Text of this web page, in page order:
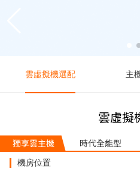
雲虛擬機選配 主
雲虛擬
獨享雲主機 時代全能型
機房位置